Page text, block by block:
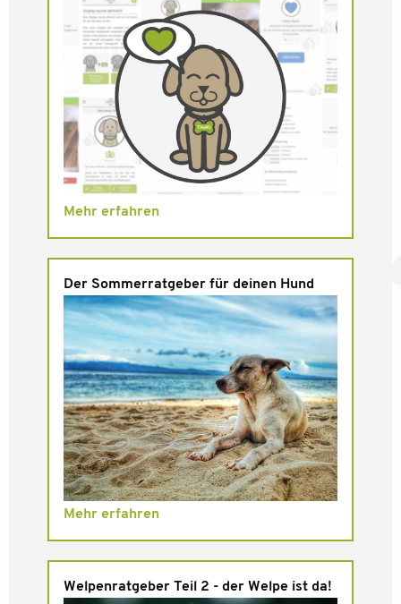
Mehr erfahren
Der Sommerratgeber für deinen Hund
Mehr erfahren
Welpenratgeber Teil 2 - der Welpe ist da!